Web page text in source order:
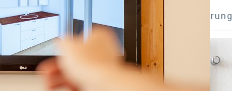
Meisterbetrieb Zertifizierung